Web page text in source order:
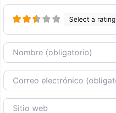
Select a rating
Nombre
Correo Electronico
Sitio web